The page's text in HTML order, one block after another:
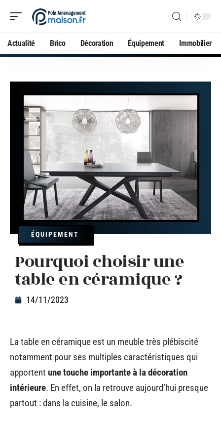
Actualité Brico Décoration Équipement Immobilier
ÉQUIPEMENT
Pourquoi choisir une
table en céramique ?
14/11/2023
La table en céramique est un meuble très plébiscité
notamment pour ses multiples caractéristiques qui
apportent une touche importante à la décoration
intérieure. En effet, on la retrouve aujourd’hui presque
partout : dans la cuisine, le salon.